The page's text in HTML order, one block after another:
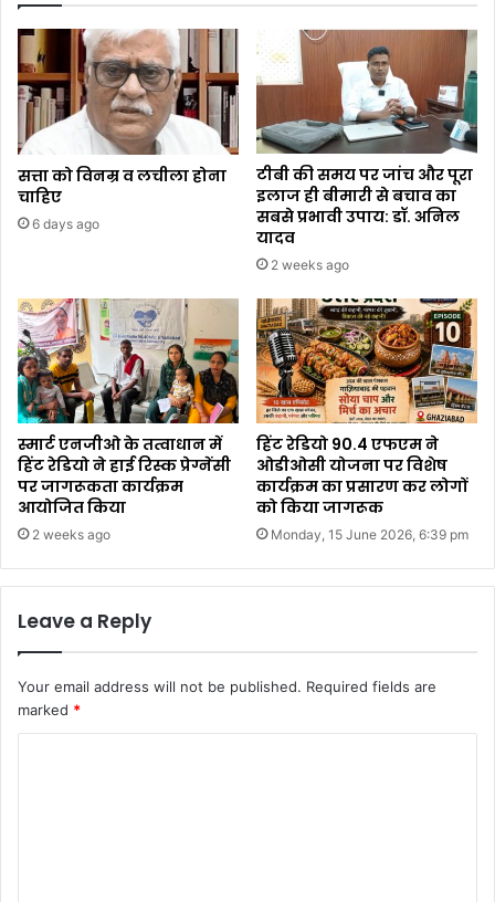
सत्ता को विनम्र व लचीला होना
चाहिए
6 days ago
टीबी की समय पर जांच और पूरा
इलाज ही बीमारी से बचाव का
सबसे प्रभावी उपाय: डॉ. अनिल
यादव
2 weeks ago
स्मार्ट एनजीओ के तत्वाधान में
हिंट रेडियो ने हाई रिस्क प्रेग्नेंसी
पर जागरूकता कार्यक्रम
आयोजित किया
2 weeks ago
हिंट रेडियो 90.4 एफएम ने
ओडीओसी योजना पर विशेष
कार्यक्रम का प्रसारण कर लोगों
को किया जागरूक
Monday, 15 June 2026, 6:39 pm
Leave a Reply
Your email address will not be published. Required fields are
marked *